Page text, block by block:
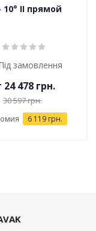
10° II прямой
замовлення
24 478 грн.
30 597 грн.
6 119 грн.